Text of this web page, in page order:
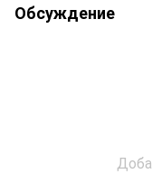
Обсуждение